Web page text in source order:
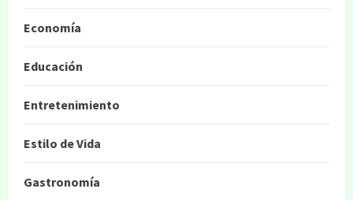
Economía
Educación
Entretenimiento
Estilo de Vida
Gastronomía